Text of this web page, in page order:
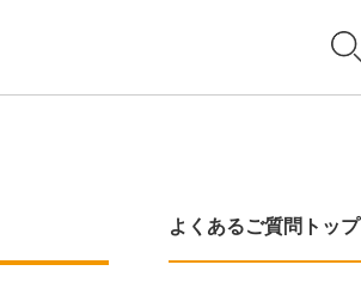
よくあるご質問トップ